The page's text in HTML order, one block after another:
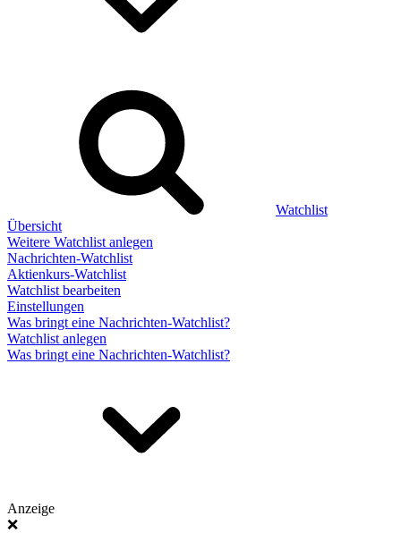
Watchlist
Übersicht
Weitere Watchlist anlegen
Nachrichten-Watchlist
Aktienkurs-Watchlist
Watchlist bearbeiten
Einstellungen
Was bringt eine Nachrichten-Watchlist?
Watchlist anlegen
Was bringt eine Nachrichten-Watchlist?
Anzeige
❌